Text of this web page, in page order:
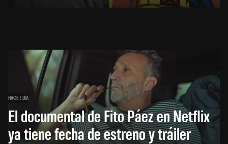
HACE 1 DÍA
El documental de Fito Páez en Netflix
ya tiene fecha de estreno y tráiler